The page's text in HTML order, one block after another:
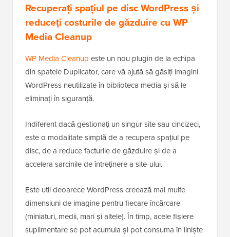
Recuperați spațiul pe disc WordPress și
reduceți costurile de găzduire cu WP
Media Cleanup
WP Media Cleanup este un nou plugin de la echipa
din spatele Duplicator, care vă ajută să găsiți imagini
WordPress neutilizate în biblioteca media și să le
eliminați în siguranță.
Indiferent dacă gestionați un singur site sau cincizeci,
este o modalitate simplă de a recupera spațiul pe
disc, de a reduce facturile de găzduire și de a
accelera sarcinile de întreținere a site-ului.
Este util deoarece WordPress creează mai multe
dimensiuni de imagine pentru fiecare încărcare
(miniaturi, medii, mari și altele). În timp, acele fișiere
suplimentare se pot acumula și pot consuma în liniște